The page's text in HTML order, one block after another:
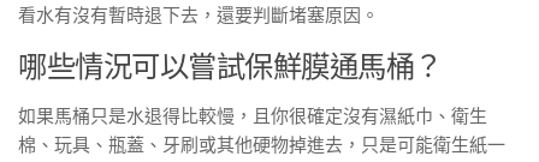
看水有沒有暫時退下去，還要判斷堵塞原因。
哪些情況可以嘗試保鮮膜通馬桶？
如果馬桶只是水退得比較慢，且你很確定沒有濕紙巾、衛生
棉、玩具、瓶蓋、牙刷或其他硬物掉進去，只是可能衛生紙一